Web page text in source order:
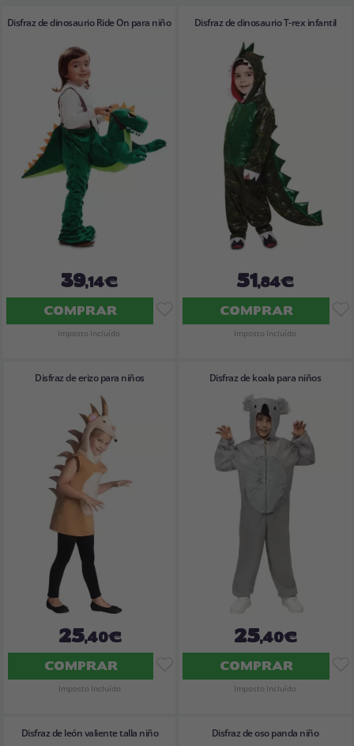
Disfraz de dinosaurio Ride On para niño
39,14€
COMPRAR
Imposto Incluído
Disfraz de dinosaurio T-rex infantil
51,84€
COMPRAR
Imposto Incluído
Disfraz de erizo para niños
25,40€
COMPRAR
Imposto Incluído
Disfraz de koala para niños
25,40€
COMPRAR
Imposto Incluído
Disfraz de león valiente talla niño Disfraz de oso panda niño